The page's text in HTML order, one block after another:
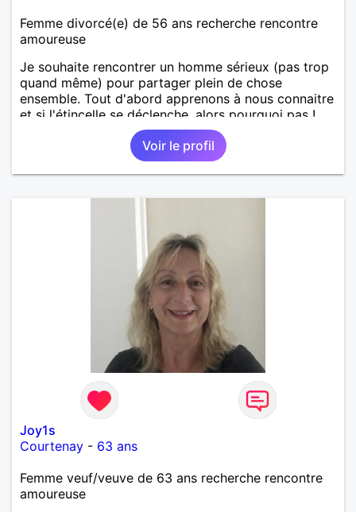
Femme divorcé(e) de 56 ans recherche rencontre
amoureuse
Je souhaite rencontrer un homme sérieux (pas trop
quand même) pour partager plein de chose
ensemble. Tout d'abord apprenons à nous connaitre
et si l'étincelle se déclenche, alors pourquoi pas !
Voir le profil
Joy1s
Courtenay - 63 ans
Femme veuf/veuve de 63 ans recherche rencontre
amoureuse